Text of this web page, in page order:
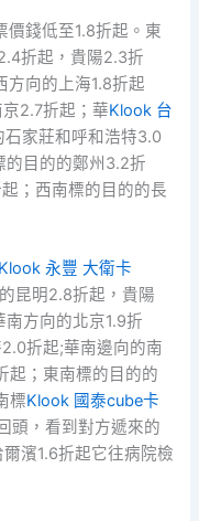
錢低至1.8折起。東
折起，貴陽2.3折
方向的上海1.8折起
2.7折起；華Klook 台
石家莊和呼和浩特3.0
的目的的鄭州3.2折
；西南標的目的的長
Klook 永豐 大衛卡
昆明2.8折起，貴陽
方向的北京1.9折
折起;華南邊向的南
起；東南標的目的的
標Klook 國泰cube卡
頭，看到對方遞來的
濱1.6折起它往病院檢